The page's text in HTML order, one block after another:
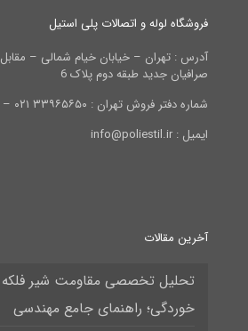
فروشگاه لوله و اتصالات پلی استیل
آدرس : تهران – خیابان خیام شمالی –
صرافیان جدید طبقه دوم پلاک 6
شماره دفتر فروش تهران : ۳۳۹۶۵۶۵۰ ۰۲۱ – ۳۳۹۹۲۲۸۴ ۰۲۱
ایمیل : info@poliestil.ir
آخرین مقالات
تحلیل تخصصی مقاومت شیر فلکه
خوردگی؛ راهنمای جامع مهندسی